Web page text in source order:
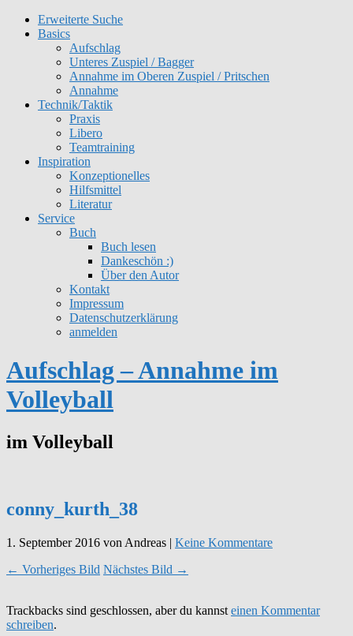
Erweiterte Suche
Basics
Aufschlag
Unteres Zuspiel / Bagger
Annahme im Oberen Zuspiel / Pritschen
Annahme
Technik/Taktik
Praxis
Libero
Teamtraining
Inspiration
Konzeptionelles
Hilfsmittel
Literatur
Service
Buch
Buch lesen
Dankeschön :)
Über den Autor
Kontakt
Impressum
Datenschutzerklärung
anmelden
Aufschlag – Annahme im
Volleyball
im Volleyball
conny_kurth_38
1. September 2016 von Andreas | Keine Kommentare
← Vorheriges Bild Nächstes Bild →
Trackbacks sind geschlossen, aber du kannst einen Kommentar
schreiben.
Get 30% off your first purchase